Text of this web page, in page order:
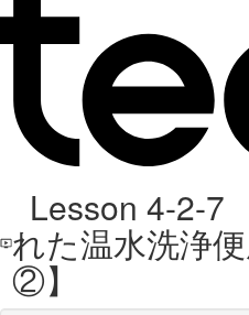
Lesson 4-2-7
れた温水洗浄
②】